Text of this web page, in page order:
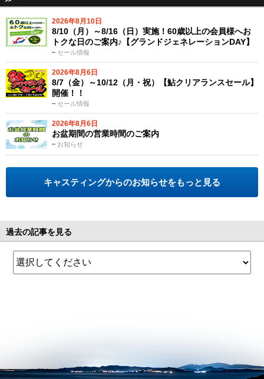
2026年8月10日
セール情報
8/10（月）～8/16（日）実施！60歳以上の会員様へお
トクな日のご案内♪【グランドジェネレーションDAY】
2026年8月6日
セール情報
8/7（金）～10/12（月・祝）【鮎クリアランスセール】
開催！！
2026年8月6日
お知らせ
お盆期間の営業時間のご案内
キャスティングからのお知らせをもっと見る
過去の記事を見る